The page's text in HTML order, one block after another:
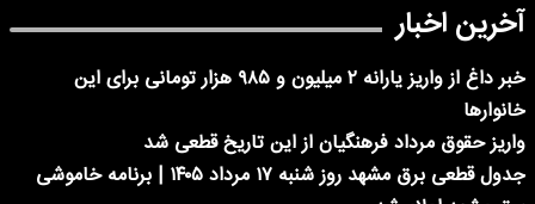
آخرین اخبار
خبر داغ از واریز یارانه ۲ میلیون و ۹۸۵ هزار تومانی برای این
خانوارها
واریز حقوق مرداد فرهنگیان از این تاریخ قطعی شد
جدول قطعی برق مشهد روز شنبه ۱۷ مرداد ۱۴۰۵ | برنامه خاموشی